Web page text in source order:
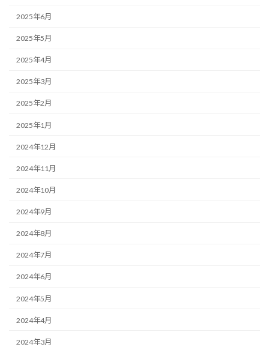
2025年6月
2025年5月
2025年4月
2025年3月
2025年2月
2025年1月
2024年12月
2024年11月
2024年10月
2024年9月
2024年8月
2024年7月
2024年6月
2024年5月
2024年4月
2024年3月